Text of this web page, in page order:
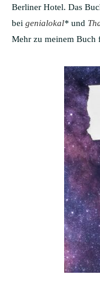
Berliner Hotel. Das
bei genialokal* und
Mehr zu meinem Buch